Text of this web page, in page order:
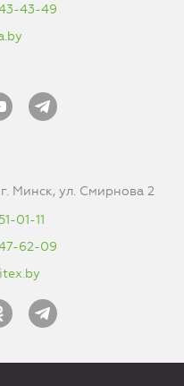
43-49
Минск, ул. Смирнова 2
01-11
62-09